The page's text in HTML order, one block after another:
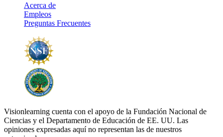
Acerca de
Empleos
Preguntas Frecuentes
Visionlearning cuenta con el apoyo de la Fundación Nacional de
Ciencias y el Departamento de Educación de EE. UU. Las
opiniones expresadas aquí no representan las de nuestros